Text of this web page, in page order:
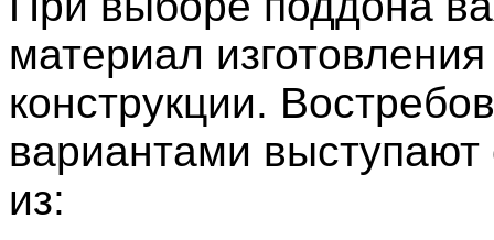
материал
конструкции.
вариантами выступают
из: